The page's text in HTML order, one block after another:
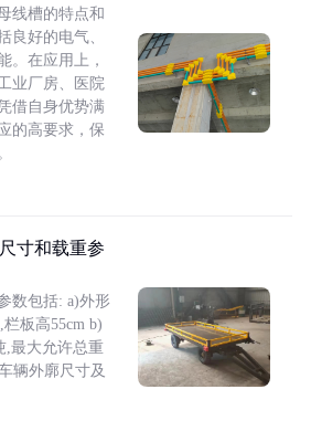
线槽的特点和
良好的电气、
。在应用上，
业厂房、医院
借自身优势满
的高要求，保
寸和载重参
数包括: a)外形
板高55cm b)
,最大允许总重
辆外廓尺寸及